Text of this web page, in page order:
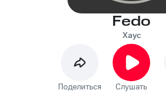
Fedo
Хаус
Поделиться Слушать